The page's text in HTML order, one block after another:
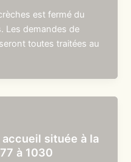
est fermé du
Les demandes de
toutes traitées au
située à la
à 1030